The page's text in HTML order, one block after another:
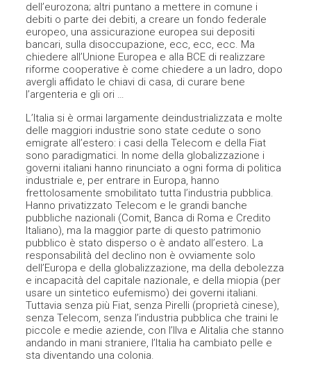
dell’eurozona; altri puntano a mettere in comune i
debiti o parte dei debiti, a creare un fondo federale
europeo, una assicurazione europea sui depositi
bancari, sulla disoccupazione, ecc, ecc, ecc. Ma
chiedere all’Unione Europea e alla BCE di realizzare
riforme cooperative è come chiedere a un ladro, dopo
avergli affidato le chiavi di casa, di curare bene
l’argenteria e gli ori …
L’Italia si è ormai largamente deindustrializzata e molte
delle maggiori industrie sono state cedute o sono
emigrate all’estero: i casi della Telecom e della Fiat
sono paradigmatici. In nome della globalizzazione i
governi italiani hanno rinunciato a ogni forma di politica
industriale e, per entrare in Europa, hanno
frettolosamente smobilitato tutta l’industria pubblica.
Hanno privatizzato Telecom e le grandi banche
pubbliche nazionali (Comit, Banca di Roma e Credito
Italiano), ma la maggior parte di questo patrimonio
pubblico è stato disperso o è andato all’estero. La
responsabilità del declino non è ovviamente solo
dell’Europa e della globalizzazione, ma della debolezza
e incapacità del capitale nazionale, e della miopia (per
usare un sintetico eufemismo) dei governi italiani.
Tuttavia senza più Fiat, senza Pirelli (proprietà cinese),
senza Telecom, senza l’industria pubblica che traini le
piccole e medie aziende, con l’Ilva e Alitalia che stanno
andando in mani straniere, l’Italia ha cambiato pelle e
sta diventando una colonia.